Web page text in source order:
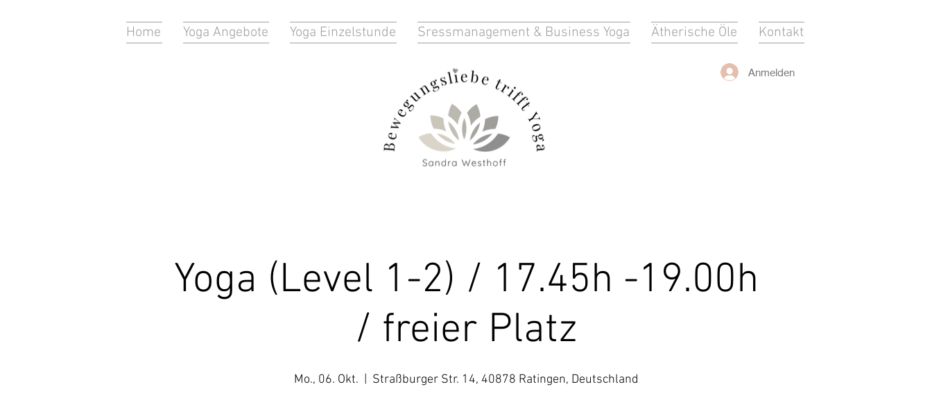
Home Yoga Angebote Yoga Einzelstunde Sressmanagement & Business Yoga Ätherische Öle Kontakt
Anmelden
Yoga (Level 1-2) / 17.45h -19.00h
/ freier Platz
Mo., 06. Okt. Straßburger Str. 14, 40878 Ratingen, Deutschland